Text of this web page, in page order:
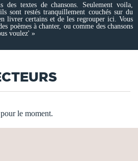
des textes de chansons. Seulement voila,
sont restés tranquillement couchés sur du
livrer certains et de les regrouper ici. Vous
poèmes à chanter, ou comme des chansons
voulez' »
le moment.